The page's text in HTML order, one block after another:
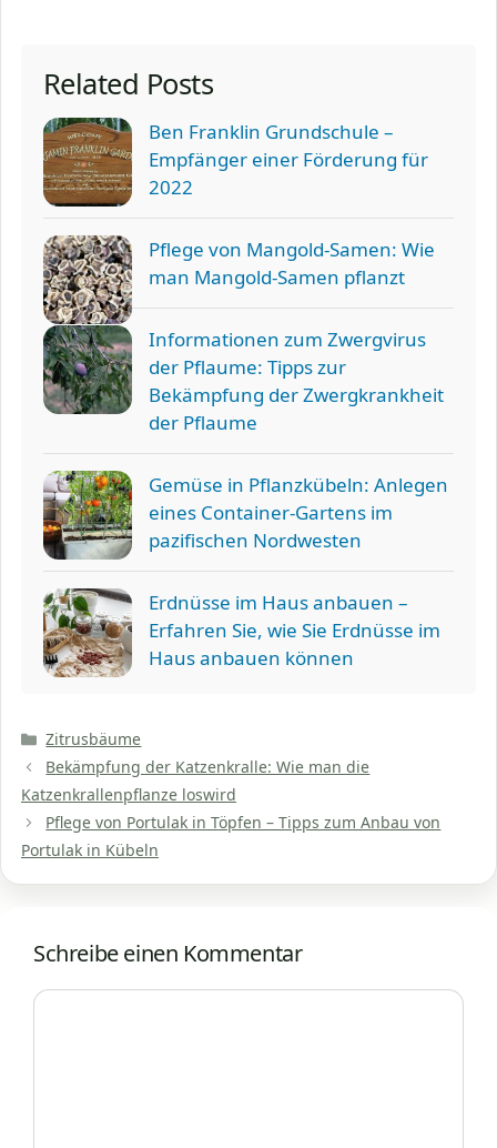
Related Posts
Ben Franklin Grundschule –
Empfänger einer Förderung für
2022
Pflege von Mangold-Samen: Wie
man Mangold-Samen pflanzt
Informationen zum Zwergvirus
der Pflaume: Tipps zur
Bekämpfung der Zwergkrankheit
der Pflaume
Gemüse in Pflanzkübeln: Anlegen
eines Container-Gartens im
pazifischen Nordwesten
Erdnüsse im Haus anbauen –
Erfahren Sie, wie Sie Erdnüsse im
Haus anbauen können
Kategorien
Zitrusbäume
Bekämpfung der Katzenkralle: Wie man die
Katzenkrallenpflanze loswird
Pflege von Portulak in Töpfen – Tipps zum Anbau von
Portulak in Kübeln
Schreibe einen Kommentar
Kommentar